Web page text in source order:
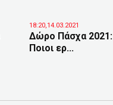
18:20,14.03.2021
Δώρο Πάσχα 2021:
Ποιοι ερ...